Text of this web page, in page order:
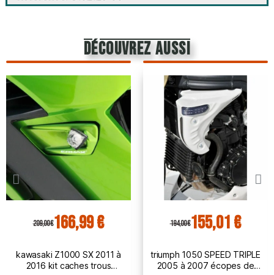
découvrez aussi
209,00 €166,99 €
kawasaki Z1000 SX 2011 à
2016 kit caches trous
194,00 €155,01 €
triumph 1050 SPEED TRIPLE
2005 à 2007 écopes de